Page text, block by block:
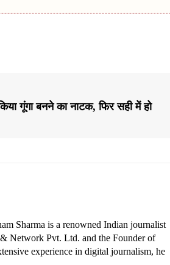
गूंगा बनने का नाटक, फिर सही में हो
Sharma is a renowned Indian journalist
Network Pvt. Ltd. and the Founder of
experience in digital journalism, he